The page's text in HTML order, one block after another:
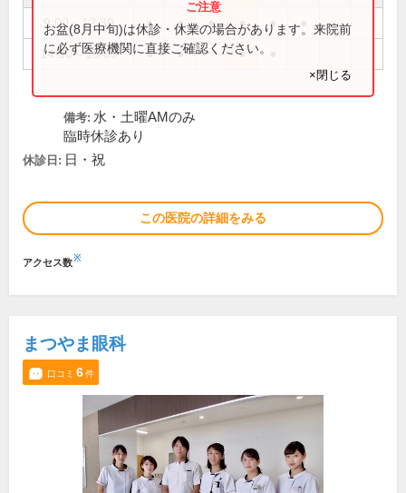
9:00～12:30 ● ● ● ● ●
14:30～18:00 ● ● ●
お盆(8月中旬)は休診・休業の場合があります。来院前
に必ず医療機関に直接ご確認ください。
×閉じる
備考: 水・土曜AMのみ
臨時休診あり
休診日: 日・祝
この医院の詳細をみる
アクセス数※
まつやま眼科
口コミ 6件